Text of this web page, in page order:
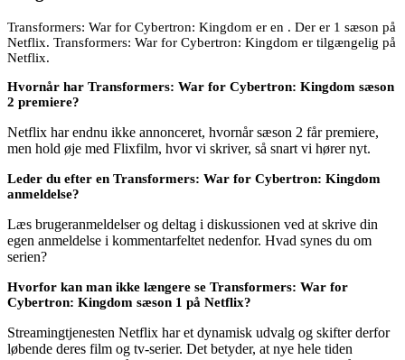
Transformers: War for Cybertron: Kingdom er en . Der er 1 sæson på
Netflix. Transformers: War for Cybertron: Kingdom er tilgængelig på
Netflix.
Hvornår har Transformers: War for Cybertron: Kingdom sæson
2 premiere?
Netflix har endnu ikke annonceret, hvornår sæson 2 får premiere,
men hold øje med Flixfilm, hvor vi skriver, så snart vi hører nyt.
Leder du efter en Transformers: War for Cybertron: Kingdom
anmeldelse?
Læs brugeranmeldelser og deltag i diskussionen ved at skrive din
egen anmeldelse i kommentarfeltet nedenfor. Hvad synes du om
serien?
Hvorfor kan man ikke længere se Transformers: War for
Cybertron: Kingdom sæson 1 på Netflix?
Streamingtjenesten Netflix har et dynamisk udvalg og skifter derfor
løbende deres film og tv-serier. Det betyder, at nye hele tiden